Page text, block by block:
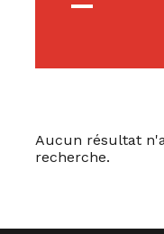
Aucun résultat
recherche.